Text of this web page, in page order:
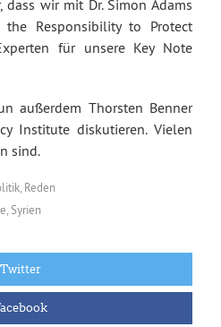
wir mit Dr. Simon Adams
Responsibility to Protect
für unsere Key Note
außerdem Thorsten Benner
Institute diskutieren. Vielen
sind.
Reden
Syrien
Twitter